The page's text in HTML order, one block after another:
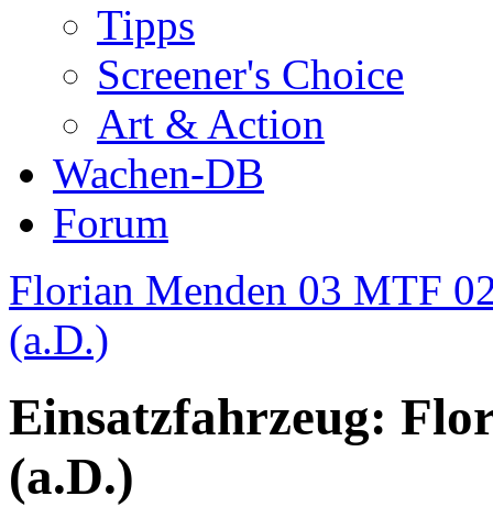
Tipps
Screener's Choice
Art & Action
Wachen-DB
Forum
Florian Menden 03 MTF
(a.D.)
Einsatzfahrzeug:
(a.D.)